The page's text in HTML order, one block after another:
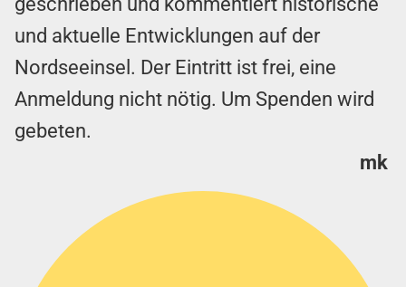
und aktuelle Entwicklungen auf der
Nordseeinsel. Der Eintritt ist frei, eine
Anmeldung nicht nötig. Um Spenden wird
gebeten.
mk